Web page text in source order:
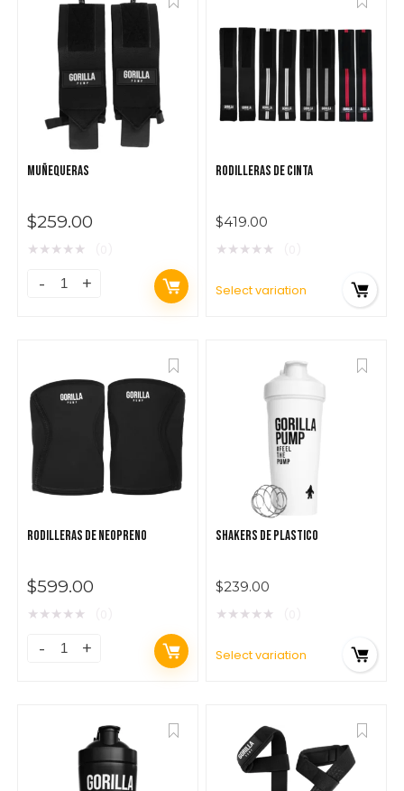
MUÑEQUERAS
$259.00
★★★★★
RODILLERAS DE CINTA
$419.00
★★★★★
Select variation
RODILLERAS DE NEOPRENO
$599.00
★★★★★
SHAKERS DE PLASTICO
$239.00
★★★★★
Select variation